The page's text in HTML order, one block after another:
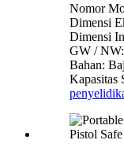
Nomor
Dimensi
Dimensi
GW /
Bahan:
Kapasitas